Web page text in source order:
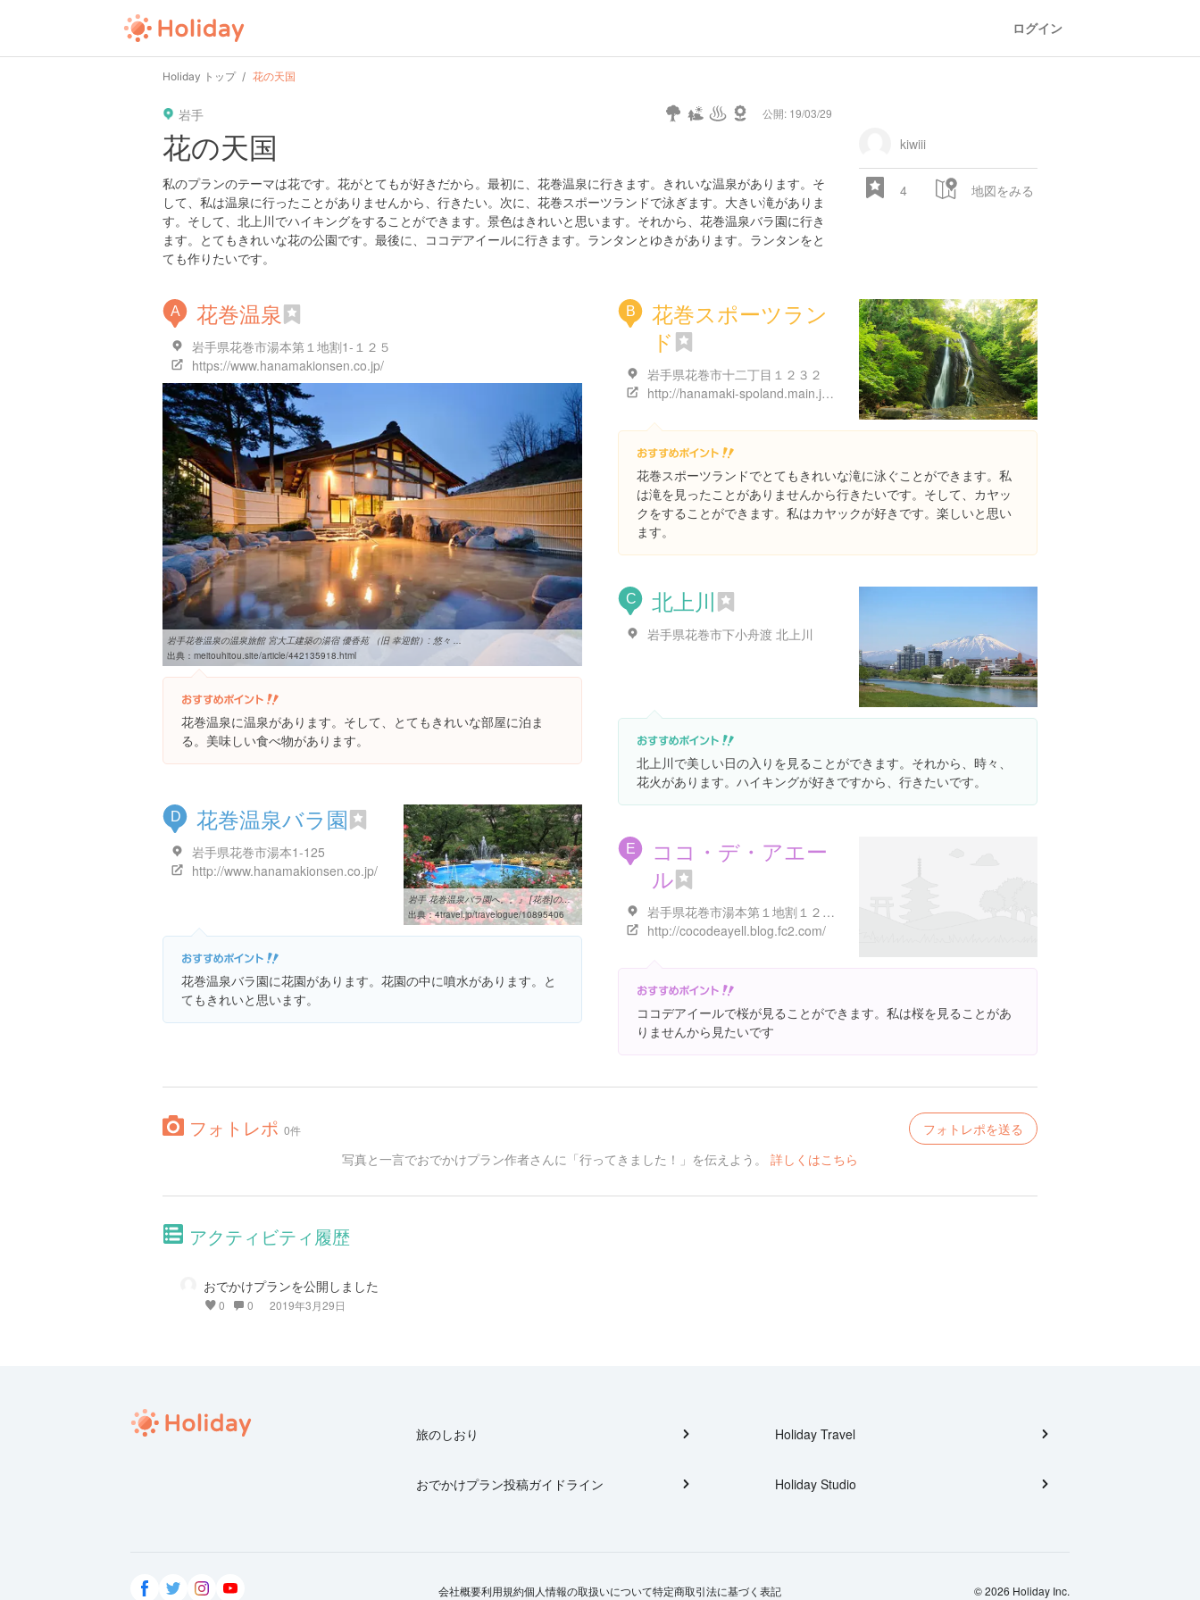
ログイン
Holiday トップ 花の天国
岩手 公開: 19/03/29
花の天国
私のプランのテーマは花です。花がとてもが好きだから。最初に、花巻温泉に行きます。きれいな温泉があります。そ
して、私は温泉に行ったことがありませんから、行きたい。次に、花巻スポーツランドで泳ぎます。大きい滝がありま
す。そして、北上川でハイキングをすることができます。景色はきれいと思います。それから、花巻温泉バラ園に行き
ます。とてもきれいな花の公園です。最後に、ココデアイールに行きます。ランタンとゆきがあります。ランタンをと
ても作りたいです。
kiwiii
4 地図をみる
A 花巻温泉
岩手県花巻市湯本第１地割1-１２５
https://www.hanamakionsen.co.jp/
岩手花巻温泉の温泉旅館 宮大工建築の湯宿 優香苑 （旧 幸迎館）: 悠々 ...
出典： meitouhitou.site/article/442135918.html
花巻温泉に温泉があります。そして、とてもきれいな部屋に泊ま
る。美味しい食べ物があります。
B
花巻スポーツラン
ド
岩手県花巻市十二丁目１２３２
http://hanamaki-spoland.main.jp/index.html
花巻スポーツランドでとてもきれいな滝に泳ぐことができます。私
は滝を見ったことがありませんから行きたいです。そして、カヤッ
クをすることができます。私はカヤックが好きです。楽しいと思い
ます。
C 北上川
岩手県花巻市下小舟渡 北上川
北上川で美しい日の入りを見ることができます。それから、時々、
花火があります。ハイキングが好きですから、行きたいです。
D 花巻温泉バラ園
岩手県花巻市湯本1-125
http://www.hanamakionsen.co.jp/
岩手 花巻温泉バラ園へ。。』 [花巻]のブログ・旅行記 by mintさん
出典：4travel.jp/travelogue/10895406
花巻温泉バラ園に花園があります。花園の中に噴水があります。と
てもきれいと思います。
E
ココ・デ・アエー
ル
岩手県花巻市湯本第１地割１２５-２５-２
http://cocodeayell.blog.fc2.com/
ココデアイールで桜が見ることができます。私は桜を見ることがあ
りませんから見たいです
フォトレポ 0件
フォトレポを送る
写真と一言でおでかけプラン作者さんに「行ってきました！」を伝えよう。 詳しくはこちら
アクティビティ履歴
おでかけプランを公開しました
0 0 2019年3月29日
旅のしおり
おでかけプラン投稿ガイドライン
Holiday Travel
Holiday Studio
会社概要利用規約個人情報の取扱いについて特定商取引法に基づく表記 © 2026 Holiday Inc.